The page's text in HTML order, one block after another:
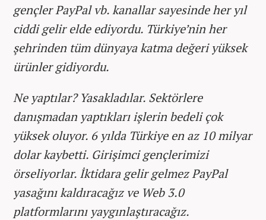
gençler PayPal vb. kanallar sayesinde her yıl
ciddi gelir elde ediyordu. Türkiye’nin her
şehrinden tüm dünyaya katma değeri yüksek
ürünler gidiyordu.
Ne yaptılar? Yasakladılar. Sektörlere
danışmadan yaptıkları işlerin bedeli çok
yüksek oluyor. 6 yılda Türkiye en az 10 milyar
dolar kaybetti. Girişimci gençlerimizi
örseliyorlar. İktidara gelir gelmez PayPal
yasağını kaldıracağız ve Web 3.0
platformlarını yaygınlaştıracağız.